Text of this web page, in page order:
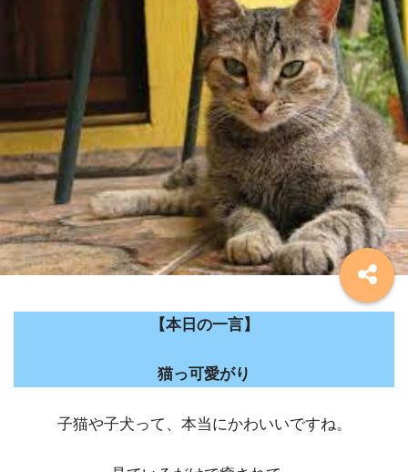
【本日の一言】
猫っ可愛がり
子猫や子犬って、本当にかわいいですね。